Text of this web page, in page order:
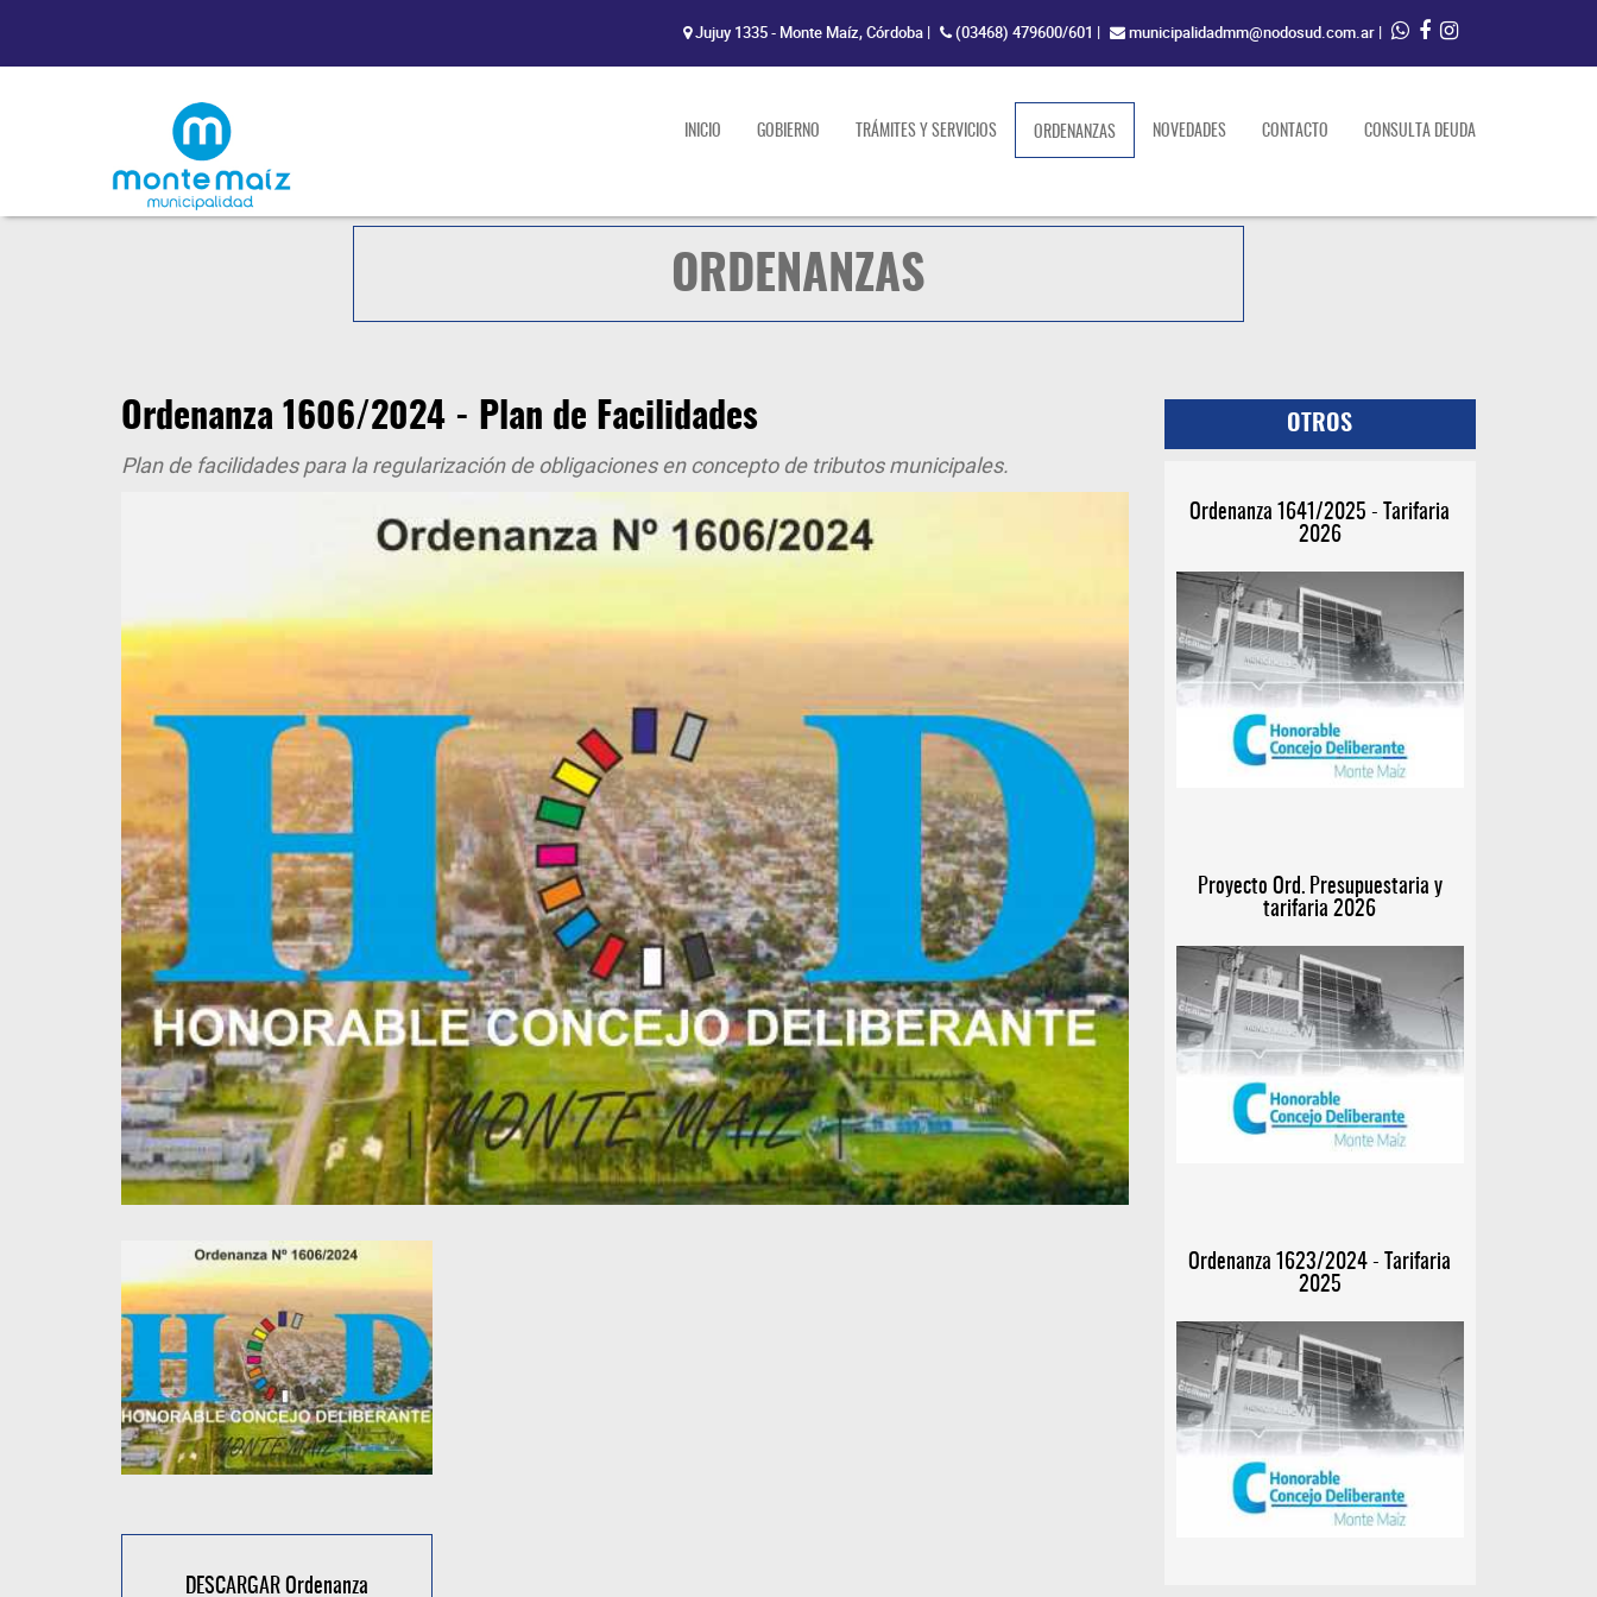
Jujuy 1335 - Monte Maíz, Córdoba | (03468) 479600/601 | municipalidadmm@nodosud.com.ar |
INICIO GOBIERNO TRÁMITES Y SERVICIOS ORDENANZAS(current)NOVEDADES CONTACTO CONSULTA DEUDA
ORDENANZAS
Ordenanza 1606/2024 - Plan de Facilidades
Plan de facilidades para la regularización de obligaciones en concepto de tributos municipales.
DESCARGAR Ordenanza
OTROS
Ordenanza 1641/2025 - Tarifaria
2026
Proyecto Ord. Presupuestaria y
tarifaria 2026
Ordenanza 1623/2024 - Tarifaria
2025